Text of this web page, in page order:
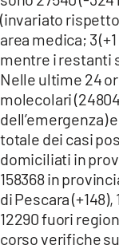
(invariato
area medica; 3
mentre i restanti
Nelle ultime 24
molecolari
dell’emergenza)
totale dei casi
domiciliati in
158368 in
di Pescara (+148),
12290 fuori
corso verifiche